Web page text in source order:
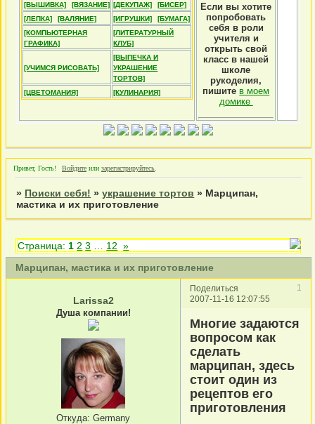
[ВЫШИВКА] [ВЯЗАНИЕ] [ДЕКУПАЖ]
[БИСЕР]
[ЛЕПКА]
[ВАЛЯНИЕ] [ИГРУШКИ]
[БУМАГА]
[КОМПЬЮТЕРНАЯ
ГРАФИКА]
[ЛИТЕРАТУРНЫЙ
КЛУБ]
[УЧИМСЯ РИСОВАТЬ]
[ВЫПЕЧКА И
УКРАШЕНИЕ
ТОРТОВ]
[ЦВЕТОМАНИЯ]
[КУЛИНАРИЯ]
Если вы хотите
попробовать
себя в роли
учителя и
открыть свой
класс в нашей
школе
рукоделия,
пишите в моем
домике
Привет, Гость! Войдите или зарегистрируйтесь
» Поиски себя! »украшение тортов » Марципан,
мастика и их приготовление
Марципан, мастика и их приготовление
Страница: 1 2 3 12 »
Поделиться
1
2007-11-16 12:07:55
Larissa2
Душа компании!
Откуда: Germany
Многие задаются
вопросом как
сделать
марципан, здесь
стоит один из
рецептов его
приготовления